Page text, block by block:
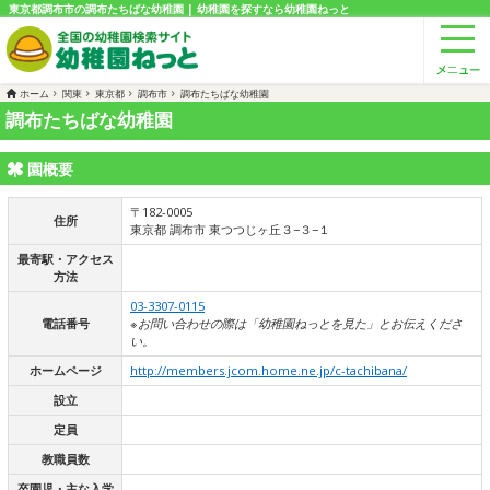
東京都調布市の調布たちばな幼稚園 | 幼稚園を探すなら幼稚園ねっと
ホーム 関東 東京都 調布市 調布たちばな幼稚園
調布たちばな幼稚園
園概要
住所
〒182-0005
東京都 調布市 東つつじヶ丘３−３−１
最寄駅・アクセス
方法
電話番号
03-3307-0115
※お問い合わせの際は「幼稚園ねっとを見た」とお伝えくださ
い。
ホームページ
http://members.jcom.home.ne.jp/c-tachibana/
設立
定員
教職員数